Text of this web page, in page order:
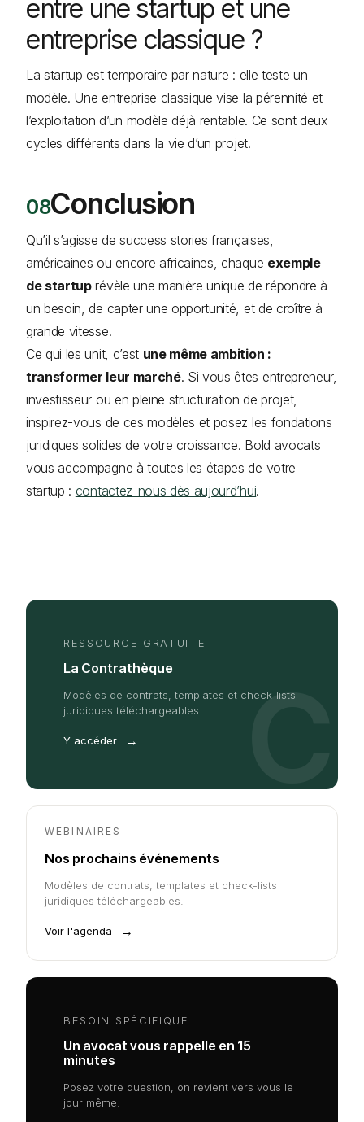
entre une startup et une
entreprise classique ?
La startup est temporaire par nature : elle teste un
modèle. Une entreprise classique vise la pérennité et
l’exploitation d’un modèle déjà rentable. Ce sont deux
cycles différents dans la vie d’un projet.
Conclusion
Qu’il s’agisse de success stories françaises,
américaines ou encore africaines, chaque exemple
de startuprévèle une manière unique de répondre à
un besoin, de capter une opportunité, et de croître à
grande vitesse.
Ce qui les unit, c’est une même ambition :
transformer leur marché. Si vous êtes entrepreneur,
investisseur ou en pleine structuration de projet,
inspirez-vous de ces modèles et posez les fondations
juridiques solides de votre croissance. Bold avocats
vous accompagne à toutes les étapes de votre
startup : contactez-nous dès aujourd’hui.
RESSOURCE GRATUITE
La Contrathèque
Modèles de contrats, templates et check-lists
juridiques téléchargeables.
Y accéder → C
WEBINAIRES
Nos prochains événements
Modèles de contrats, templates et check-lists
juridiques téléchargeables.
Voir l'agenda →
BESOIN SPÉCIFIQUE
Un avocat vous rappelle en 15
minutes
Posez votre question, on revient vers vous le
jour même.